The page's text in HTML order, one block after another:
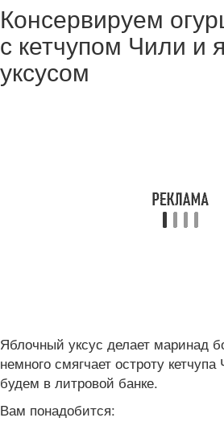
Консервируем
с кетчупом Чили и
уксусом
Яблочный уксус делает маринад
немного смягчает остроту
будем в литровой банке.
Вам понадобится: